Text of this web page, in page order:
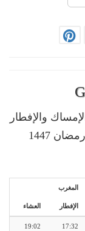
والإفطار
في Gering، الولايات المتحدة الأمريكية - رمضان 1447
المغرب
الإفطار العشاء
17:32
19:02